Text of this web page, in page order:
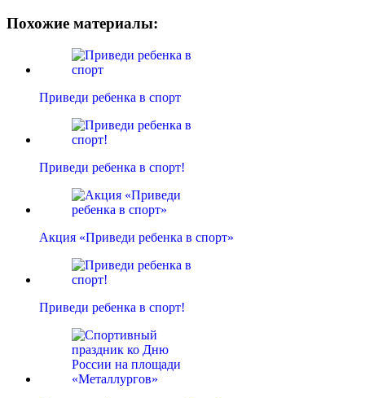
Похожие материалы:
Приведи ребенка в спорт
Приведи ребенка в спорт!
Акция «Приведи ребенка в спорт»
Приведи ребенка в спорт!